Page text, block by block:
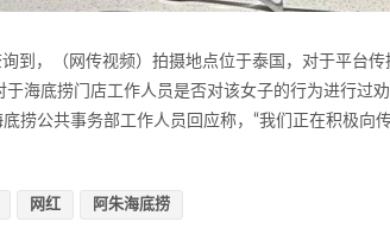
到，（网传视频）拍摄地点位于泰国，对于平台
海底捞门店工作人员是否对该女子的行为进行过
捞公共事务部工作人员回应称，“我们正在积极向
网红 阿朱海底捞